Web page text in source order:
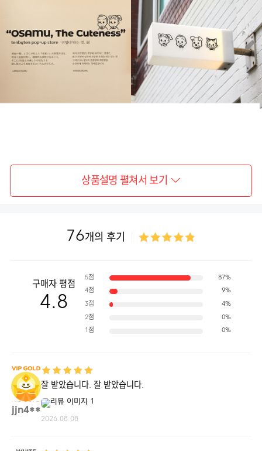
상품설명 펼쳐서 보기
76개의 후기
구매자 평점
4.8
5점 87%
4점 9%
3점 4%
2점 0%
1점 0%
jjn4**
잘 받았습니다. 잘 받았습니다.
2026.08.08